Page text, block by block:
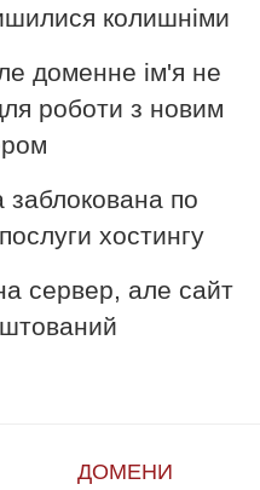
колишніми
доменне ім'я не
роботи з новим
заблокована по
хостингу
сервер, але сайт
ДОМЕНИ